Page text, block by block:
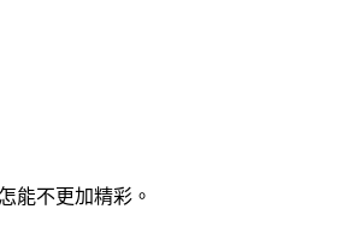
能不更加精彩。